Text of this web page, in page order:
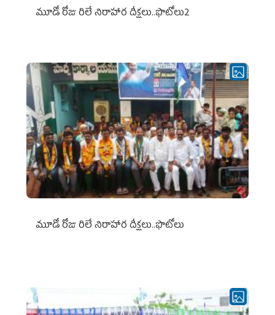
మూడో రోజు రిలే నిరాహార దీక్షలు..ఫొటోలు2
మూడో రోజు రిలే నిరాహార దీక్షలు..ఫొటోలు